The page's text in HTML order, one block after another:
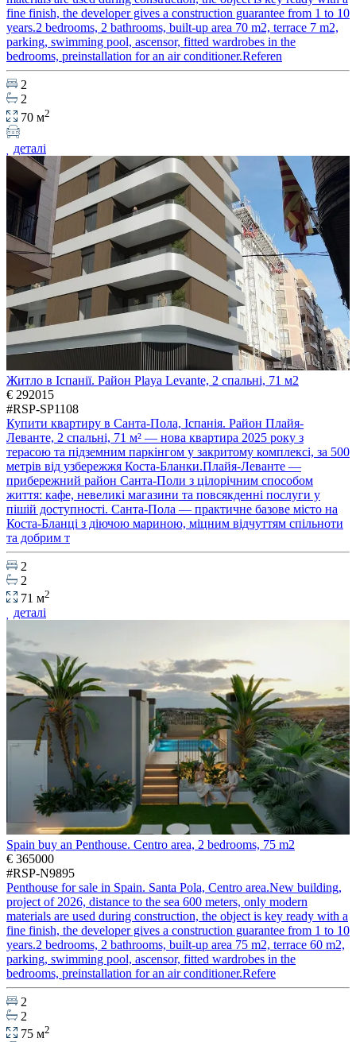
fine finish, the developer gives a construction guarantee from 1 to 10
years.2 bedrooms, 2 bathrooms, built-up area 70 m2, terrace 7 m2,
parking, swimming pool, ascensor, fitted wardrobes in the
bedrooms, preinstallation for an air conditioner.Referen
2
2
70 м2
деталі
Житло в Іспанії. Район Playa Levante, 2 спальні, 71 м2
€ 292015
#RSP-SP1108
Купити квартиру в Санта-Пола, Іспанія. Район Плайя-
Леванте, 2 спальні, 71 м² — нова квартира 2025 року з
терасою та підземним паркінгом у закритому комплексі, за 500
метрів від узбережжя Коста-Бланки.Плайя-Леванте —
прибережний район Санта-Поли з цілорічним способом
життя: кафе, невеликі магазини та повсякденні послуги у
пішій доступності. Санта-Пола — практичне базове місто на
Коста-Бланці з діючою мариною, міцним відчуттям спільноти
та добрим т
2
2
71 м2
деталі
Spain buy an Penthouse. Centro area, 2 bedrooms, 75 m2
€ 365000
#RSP-N9895
Penthouse for sale in Spain. Santa Pola, Centro area.New building,
project of 2026, distance to the sea 600 meters, only modern
materials are used during construction, the object is key ready with a
fine finish, the developer gives a construction guarantee from 1 to 10
years.2 bedrooms, 2 bathrooms, built-up area 75 m2, terrace 60 m2,
parking, swimming pool, ascensor, fitted wardrobes in the
bedrooms, preinstallation for an air conditioner.Refere
2
2
75 м2